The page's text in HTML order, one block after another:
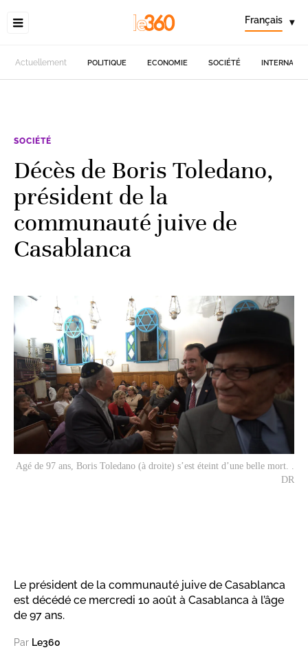
Français ▾
Actuellement POLITIQUE ECONOMIE SOCIÉTÉ
SOCIÉTÉ
Décès de Boris Toledano,
président de la
communauté juive de
Casablanca
Agé de 97 ans, Boris Toledano (à droite) s’est éteint d’une belle mort. .
DR
Le président de la communauté juive de Casablanca
est décédé ce mercredi 10 août à Casablanca à l’âge
de 97 ans.
Par Le360